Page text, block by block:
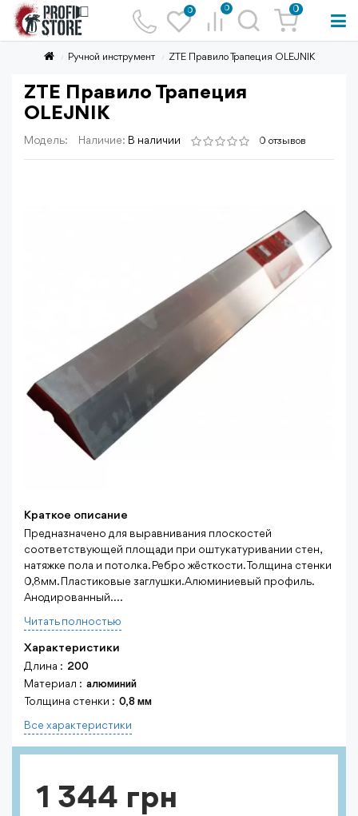
0 0 0
Ручной инструмент ZTE Правило Трапеция OLEJNIK
ZTE Правило Трапеция
OLEJNIK
Модель: Наличие: В наличии 0 отзывов
Краткое описание
Предназначено для выравнивания плоскостей
соответствующей площади при оштукатуривании стен,
натяжке пола и потолка. Ребро жёсткости. Толщина стенки
0,8мм. Пластиковые заглушки. Алюминиевый профиль.
Анодированный....
Читать полностью
Характеристики
Длина : 200
Материал : алюминий
Толщина стенки : 0,8 мм
Все характеристики
1 344 грн